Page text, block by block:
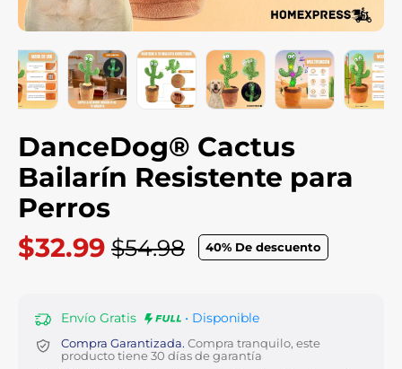
DanceDog® Cactus
Bailarín Resistente para
Perros
$32.99 $54.98
Precio
40% De descuento
Envío Gratis • Disponible
Compra Garantizada. Compra tranquilo, este
producto tiene 30 días de garantía